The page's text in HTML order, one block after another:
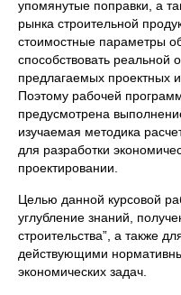
упомянутые поправки, а
рынка строительной
стоимостные параметры
способствовать реальной
предлагаемых проектных
Поэтому рабочей
предусмотрена
изучаемая методика
для разработки
проектировании.
Целью данной курсовой
углубление знаний,
строительства”, а также
действующими
экономических задач.